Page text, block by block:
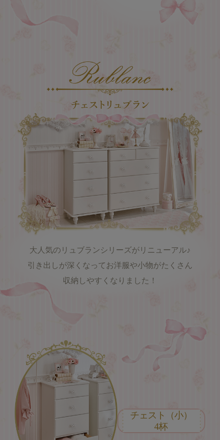
大人気のリュブランシリーズがリニューアル♪
引き出しが深くなってお洋服や小物がたくさん
収納しやすくなりました！
チェスト（小）
4杯